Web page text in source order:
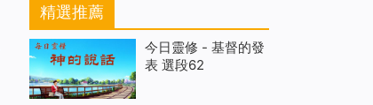
精選推薦
今日靈修 - 基督的發
表 選段62